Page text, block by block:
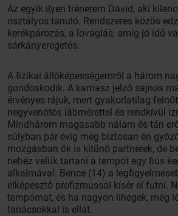
Az egyik ilyen trénerem Dávid, aki
osztályos tanuló. Rendszeres közös
kerékpározás, a lovaglás, amíg jó idő
sárkányeregetés.
A fizikai állóképességemről a három
gondoskodik. A kamasz jelző sajnos
érvényes rájuk, mert gyakorlatilag
negyvenötös lábmérettel és rendkívül
Mindhárom magasabb nálam és tán
súlyban pár évig még biztosan én
mozgásban ők is kitűnő partnerek, de
nehéz velük tartani a tempót egy fiús
alkalmával. Bence (14) a
elképesztő profizmussal kísér el futni.
tempómat, és ha nagyon lihegek, még
tanácsokkal is ellát.